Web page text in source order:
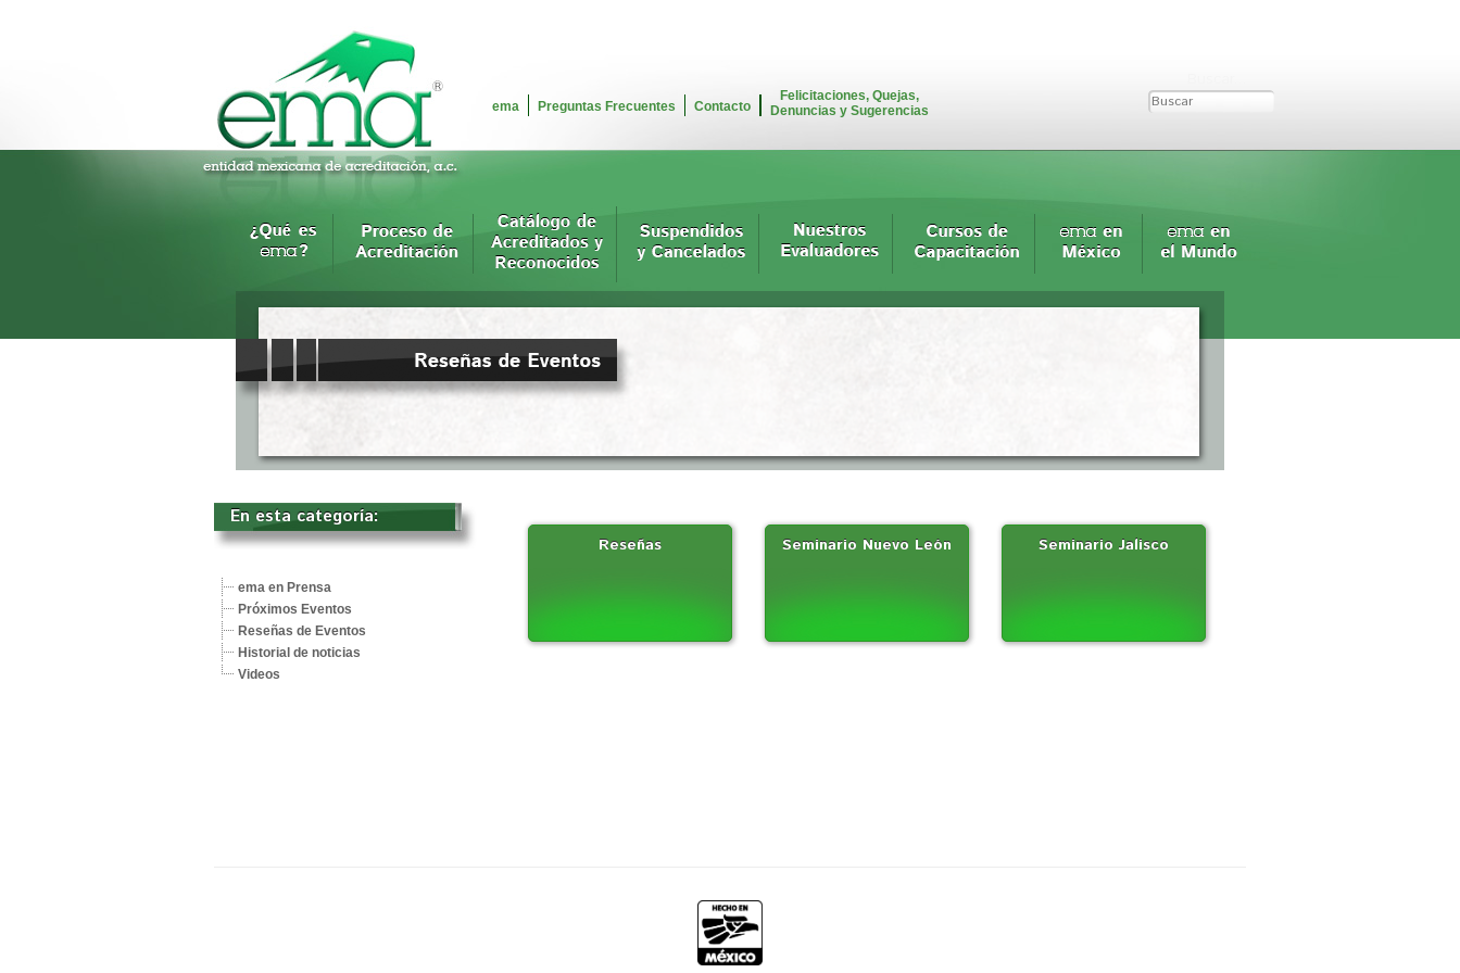
ema Preguntas Frecuentes Contacto
Felicitaciones, Quejas,
Denuncias y Sugerencias
Reseñas Seminario Nuevo León Seminario Jalisco
En esta categoría:
ema en Prensa
Próximos Eventos
Reseñas de Eventos
Historial de noticias
Videos